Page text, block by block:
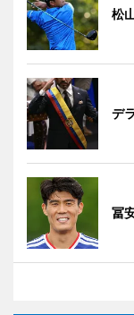
松
デ
冨